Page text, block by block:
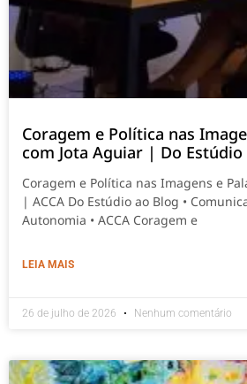
Coragem e Política nas
com Jota Aguiar | Do Estúdio
Coragem e Política nas Imagens e
| ACCA Do Estúdio ao Blog •
Autonomia • ACCA Coragem e
LEIA MAIS
26 de julho de 2026 Nenhum comentário